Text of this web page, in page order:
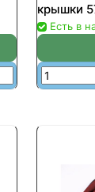
крышки
750мм
Есть в